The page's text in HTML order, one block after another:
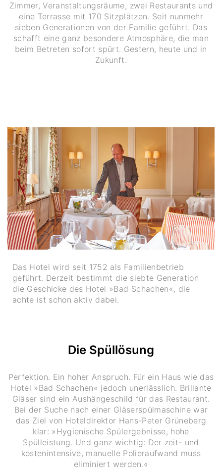
Zimmer, Veranstaltungsräume, zwei Restaurants und
eine Terrasse mit 170 Sitzplätzen. Seit nunmehr
sieben Generationen von der Familie geführt. Das
schafft eine ganz besondere Atmosphäre, die man
beim Betreten sofort spürt. Gestern, heute und in
Zukunft.
Das Hotel wird seit 1752 als Familienbetrieb
geführt. Derzeit bestimmt die siebte Generation
die Geschicke des Hotel »Bad Schachen«, die
achte ist schon aktiv dabei.
Die Spüllösung
Perfektion. Ein hoher Anspruch. Für ein Haus wie das
Hotel »Bad Schachen« jedoch unerlässlich. Brillante
Gläser sind ein Aushängeschild für das Restaurant.
Bei der Suche nach einer Gläserspülmaschine war
das Ziel von Hoteldirektor Hans-Peter Grüneberg
klar: »Hygienische Spülergebnisse, hohe
Spülleistung. Und ganz wichtig: Der zeit- und
kostenintensive, manuelle Polieraufwand muss
eliminiert werden.«